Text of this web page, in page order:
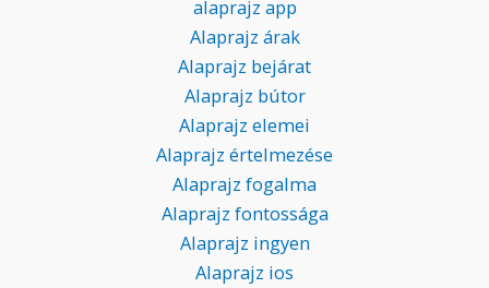
alaprajz app
Alaprajz árak
Alaprajz bejárat
Alaprajz bútor
Alaprajz elemei
Alaprajz értelmezése
Alaprajz fogalma
Alaprajz fontossága
Alaprajz ingyen
Alaprajz ios